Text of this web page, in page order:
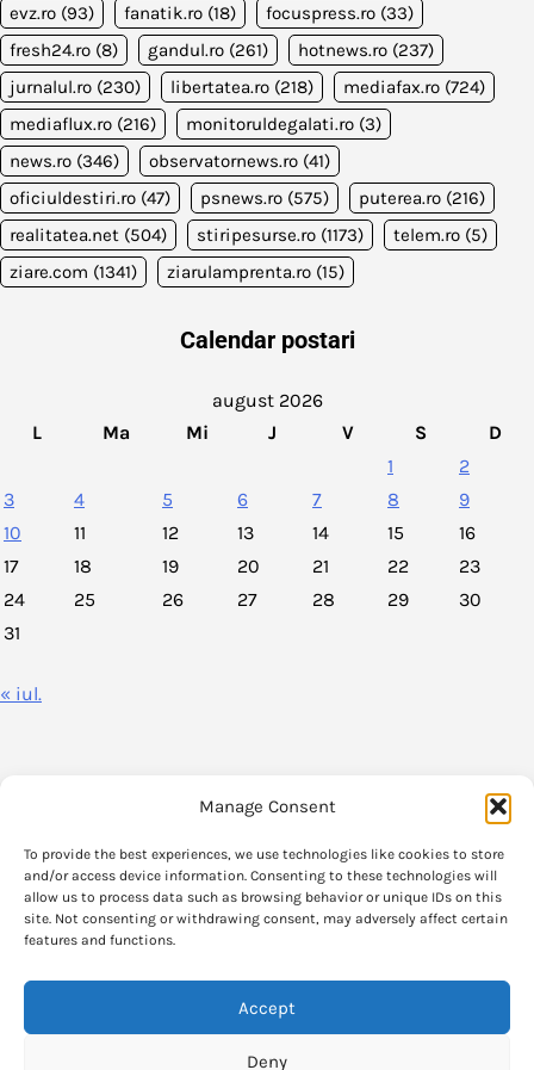
Manage Consent
To provide the best experiences, we use technologies like cookies to store
and/or access device information. Consenting to these technologies will
allow us to process data such as browsing behavior or unique IDs on this
site. Not consenting or withdrawing consent, may adversely affect certain
features and functions.
Accept
Deny
evz.ro (93) fanatik.ro (18) focuspress.ro (33)
fresh24.ro (8) gandul.ro (261) hotnews.ro (237)
jurnalul.ro (230) libertatea.ro (218) mediafax.ro (724)
mediaflux.ro (216) monitoruldegalati.ro (3)
news.ro (346) observatornews.ro (41)
oficiuldestiri.ro (47) psnews.ro (575) puterea.ro (216)
realitatea.net (504) stiripesurse.ro (1173) telem.ro (5)
ziare.com (1341) ziarulamprenta.ro (15)
Calendar postari
august 2026
L
Ma Mi J V S
D
1
2
3
4 5 6 7 8
9
10
11 12 13 14 15
16
17
18 19 20 21 22
23
24
25 26 27 28 29
30
31
« iul.
Romania.
Informatia care se gaseste pe VoxPolitica.ro si parerile exprimate in aceste
articole apartin strict autorilor originali.
Verificati sursele originale pentru informatia completa.
Articolele publicate fac uz de politicate de "fair use" si stirile au legaturi